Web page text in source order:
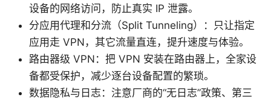
设备的网络访问，防止真实 IP 泄露。
分应用代理和分流（Split Tunneling）：只让指定
应用走 VPN，其它流量直连，提升速度与体验。
路由器级 VPN：把 VPN 安装在路由器上，全家设
备都受保护，减少逐台设备配置的繁琐。
数据隐私与日志：注意厂商的“无日志”政策、第三